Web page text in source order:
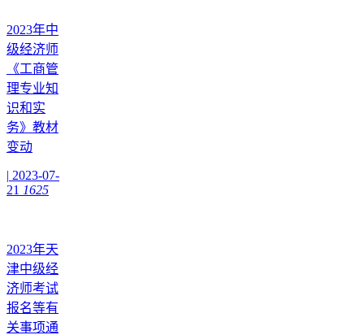
2023年中
级经济师
《工商管
理专业知
识和实
务》教材
变动
| 2023-07-
21 1625
2023年天
津中级经
济师考试
报名等有
关事项通